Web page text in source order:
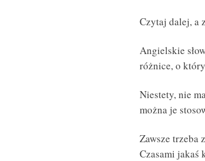
Czytaj dalej, a
Angielskie
różnice, o
Niestety, nie
można je
Zawsze trzeba
Czasami jakaś